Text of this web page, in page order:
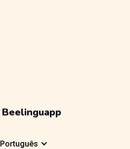
Beelinguapp
Português